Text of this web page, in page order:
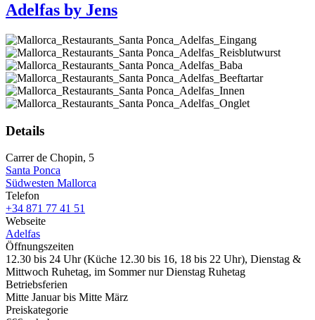
Adelfas by Jens
Details
Carrer de Chopin, 5
Santa Ponca
Südwesten Mallorca
Telefon
+34 871 77 41 51
Webseite
Adelfas
Öffnungszeiten
12.30 bis 24 Uhr (Küche 12.30 bis 16, 18 bis 22 Uhr), Dienstag &
Mittwoch Ruhetag, im Sommer nur Dienstag Ruhetag
Betriebsferien
Mitte Januar bis Mitte März
Preiskategorie